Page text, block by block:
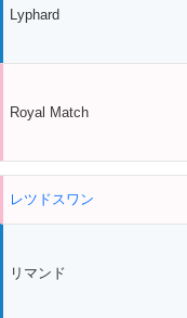
Lyphard
Royal Match
レツドスワン
リマンド